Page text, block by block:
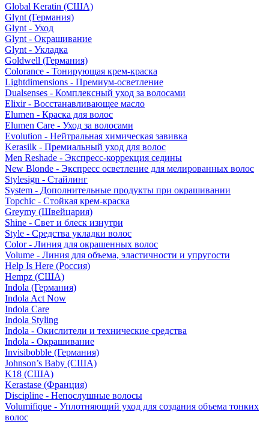
Global Keratin (США)
Glynt (Германия)
Glynt - Уход
Glynt - Окрашивание
Glynt - Укладка
Goldwell (Германия)
Colorance - Тонирующая крем-краска
Lightdimensions - Премиум-осветление
Dualsenses - Комплексный уход за волосами
Elixir - Восстанавливающее масло
Elumen - Краска для волос
Elumen Care - Уход за волосами
Evolution - Нейтральная химическая завивка
Kerasilk - Премиальный уход для волос
Men Reshade - Экспресс-коррекция седины
New Blonde - Экспресс осветление для мелированных волос
Stylesign - Стайлинг
System - Дополнительные продукты при окрашивании
Topchic - Стойкая крем-краска
Greymy (Швейцария)
Shine - Свет и блеск изнутри
Style - Средства укладки волос
Color - Линия для окрашенных волос
Volume - Линия для объема, эластичности и упругости
Help Is Here (Россия)
Hempz (США)
Indola (Германия)
Indola Act Now
Indola Care
Indola Styling
Indola - Окислители и технические средства
Indola - Окрашивание
Invisibobble (Германия)
Johnson’s Baby (США)
K18 (США)
Kerastase (Франция)
Discipline - Непослушные волосы
Volumifique - Уплотняющий уход для создания объема тонких
волос